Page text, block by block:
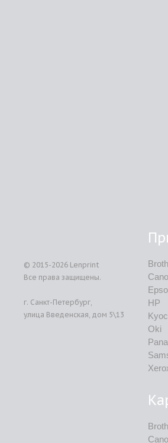
© 2015-2026 Lenprint
Все права защищены.
г. Санкт-Петербург,
улица Введенская, дом 5\13
HP
Oki